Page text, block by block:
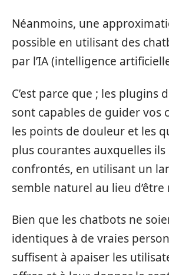
Néanmoins, une
possible en utilisant des
par l’IA (intelligence
C’est parce que ; les plugins
sont capables de guider vos
les points de douleur et les
plus courantes auxquelles
confrontés, en utilisant un
semble naturel au lieu
Bien que les chatbots ne
identiques à de vraies
suffisent à apaiser les